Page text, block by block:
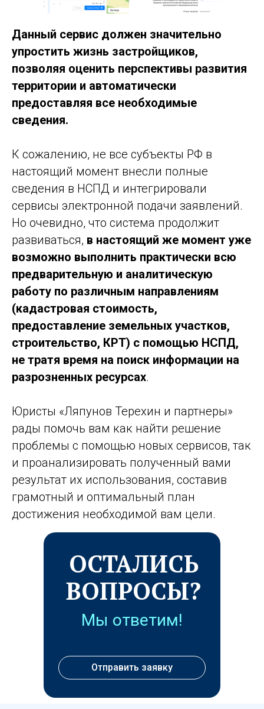
Данный сервис должен значительно
упростить жизнь застройщиков,
позволяя оценить перспективы развития
территории и автоматически
предоставляя все необходимые
сведения.
К сожалению, не все субъекты РФ в
настоящий момент внесли полные
сведения в НСПД и интегрировали
сервисы электронной подачи заявлений.
Но очевидно, что система продолжит
развиваться, в настоящий же момент уже
возможно выполнить практически всю
предварительную и аналитическую
работу по различным направлениям
(кадастровая стоимость,
предоставление земельных участков,
строительство, КРТ) с помощью НСПД,
не тратя время на поиск информации на
разрозненных ресурсах.
Юристы «Ляпунов Терехин и партнеры»
рады помочь вам как найти решение
проблемы с помощью новых сервисов, так
и проанализировать полученный вами
результат их использования, составив
грамотный и оптимальный план
достижения необходимой вам цели.
ОСТАЛИСЬ
ВОПРОСЫ?
Мы ответим!
Отправить заявку